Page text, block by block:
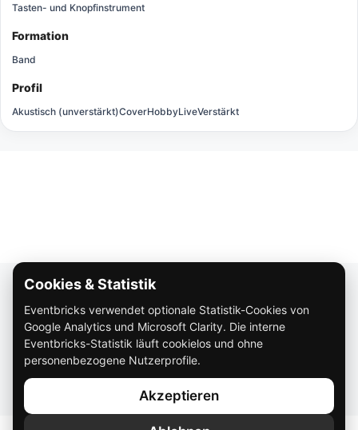
Tasten- und Knopfinstrument
Formation
Band
Profil
Akustisch (unverstärkt)CoverHobbyLiveVerstärkt
Über Eventbricks
So funktioniert Eventbricks
Impressum
Datenschutz
Cookies & Statistik
Eventbricks verwendet optionale Statistik-Cookies von
Google Analytics und Microsoft Clarity. Die interne
Eventbricks-Statistik läuft cookielos und ohne
personenbezogene Nutzerprofile.
Akzeptieren